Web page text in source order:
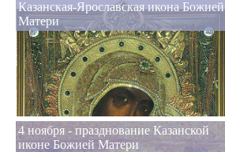
Казанская-Ярославская икона Божией
Матери
4 ноября - празднование Казанской
иконе Божией Матери